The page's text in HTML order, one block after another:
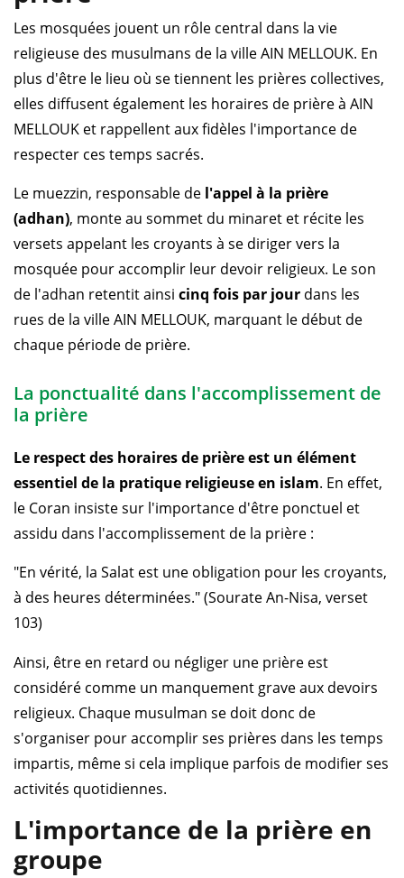
Les mosquées jouent un rôle central dans la vie
religieuse des musulmans de la ville AIN MELLOUK. En
plus d'être le lieu où se tiennent les prières collectives,
elles diffusent également les horaires de prière à AIN
MELLOUK et rappellent aux fidèles l'importance de
respecter ces temps sacrés.
Le muezzin, responsable de l'appel à la prière
(adhan), monte au sommet du minaret et récite les
versets appelant les croyants à se diriger vers la
mosquée pour accomplir leur devoir religieux. Le son
de l'adhan retentit ainsi cinq fois par jour dans les
rues de la ville AIN MELLOUK, marquant le début de
chaque période de prière.
La ponctualité dans l'accomplissement de
la prière
Le respect des horaires de prière est un élément
essentiel de la pratique religieuse en islam. En effet,
le Coran insiste sur l'importance d'être ponctuel et
assidu dans l'accomplissement de la prière :
"En vérité, la Salat est une obligation pour les croyants,
à des heures déterminées." (Sourate An-Nisa, verset
103)
Ainsi, être en retard ou négliger une prière est
considéré comme un manquement grave aux devoirs
religieux. Chaque musulman se doit donc de
s'organiser pour accomplir ses prières dans les temps
impartis, même si cela implique parfois de modifier ses
activités quotidiennes.
L'importance de la prière en
groupe